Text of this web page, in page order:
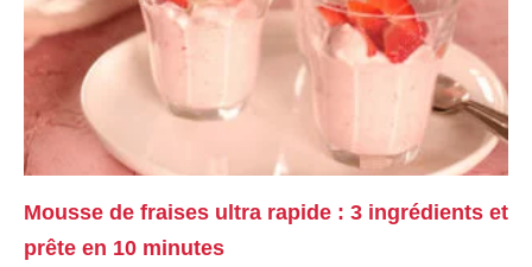
Mousse de fraises ultra rapide : 3 ingrédients et
prête en 10 minutes